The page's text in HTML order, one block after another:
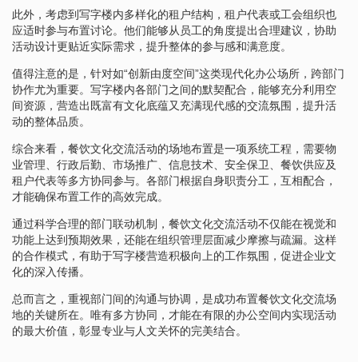
此外，考虑到写字楼内多样化的租户结构，租户代表或工会组织也
应适时参与布置讨论。他们能够从员工的角度提出合理建议，协助
活动设计更贴近实际需求，提升整体的参与感和满意度。
值得注意的是，针对如“创新由度空间”这类现代化办公场所，跨部门
协作尤为重要。写字楼内各部门之间的默契配合，能够充分利用空
间资源，营造出既富有文化底蕴又充满现代感的交流氛围，提升活
动的整体品质。
综合来看，餐饮文化交流活动的场地布置是一项系统工程，需要物
业管理、行政后勤、市场推广、信息技术、安全保卫、餐饮供应及
租户代表等多方协同参与。各部门根据自身职责分工，互相配合，
才能确保布置工作的高效完成。
通过科学合理的部门联动机制，餐饮文化交流活动不仅能在视觉和
功能上达到预期效果，还能在组织管理层面减少摩擦与疏漏。这样
的合作模式，有助于写字楼营造积极向上的工作氛围，促进企业文
化的深入传播。
总而言之，重视部门间的沟通与协调，是成功布置餐饮文化交流场
地的关键所在。唯有多方协同，才能在有限的办公空间内实现活动
的最大价值，彰显专业与人文关怀的完美结合。